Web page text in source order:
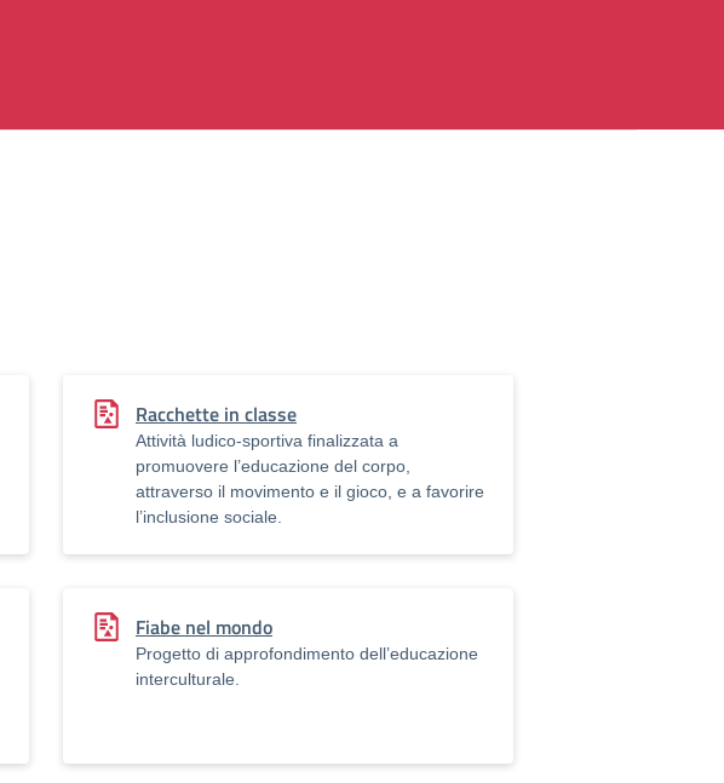
Racchette in classe
Attività ludico-sportiva finalizzata a
promuovere l’educazione del corpo,
attraverso il movimento e il gioco, e a favorire
l’inclusione sociale.
Fiabe nel mondo
Progetto di approfondimento dell’educazione
interculturale.